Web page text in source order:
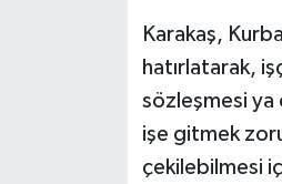
Karakaş,
hatırlatarak,
sözleşmesi ya
işe gitmek
çekilebilmesi
Teknoloji